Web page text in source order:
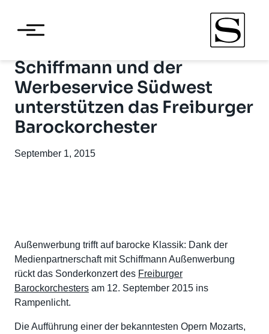
Schiffmann und der
Werbeservice Südwest
unterstützen das Freiburger
Barockorchester
September 1, 2015
Außenwerbung trifft auf barocke Klassik: Dank der
Medienpartnerschaft mit Schiffmann Außenwerbung
rückt das Sonderkonzert des Freiburger
Barockorchesters am 12. September 2015 ins
Rampenlicht.
Die Aufführung einer der bekanntesten Opern Mozarts,